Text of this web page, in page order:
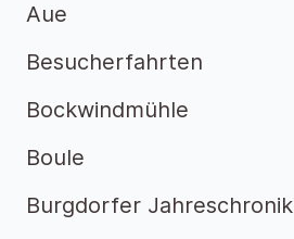
Aue
Besucherfahrten
Bockwindmühle
Boule
Burgdorfer Jahreschronik